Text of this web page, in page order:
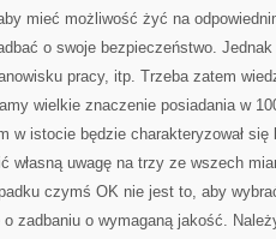
mieć możliwość żyć na
o swoje bezpieczeństwo.
pracy, itp. Trzeba zatem
wielkie znaczenie posiadania w
w istocie będzie charakteryzował się
własną uwagę na trzy ze wszech
czymś OK nie jest to, aby
o zadbaniu o wymaganą jakość.